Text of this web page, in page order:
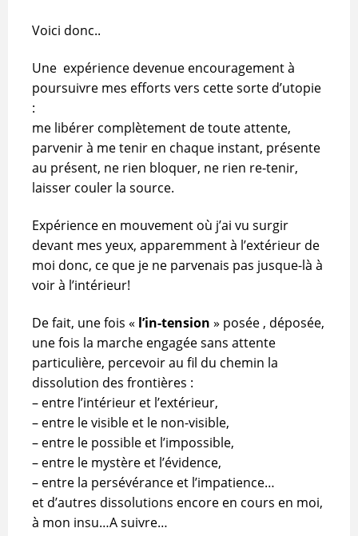
Voici donc..
Une expérience devenue encouragement à
poursuivre mes efforts vers cette sorte d’utopie
:
me libérer complètement de toute attente,
parvenir à me tenir en chaque instant, présente
au présent, ne rien bloquer, ne rien re-tenir,
laisser couler la source.
Expérience en mouvement où j’ai vu surgir
devant mes yeux, apparemment à l’extérieur de
moi donc, ce que je ne parvenais pas jusque-là à
voir à l’intérieur!
De fait, une fois « l’in-tension » posée , déposée,
une fois la marche engagée sans attente
particulière, percevoir au fil du chemin la
dissolution des frontières :
– entre l’intérieur et l’extérieur,
– entre le visible et le non-visible,
– entre le possible et l’impossible,
– entre le mystère et l’évidence,
– entre la persévérance et l’impatience…
et d’autres dissolutions encore en cours en moi,
à mon insu…A suivre…